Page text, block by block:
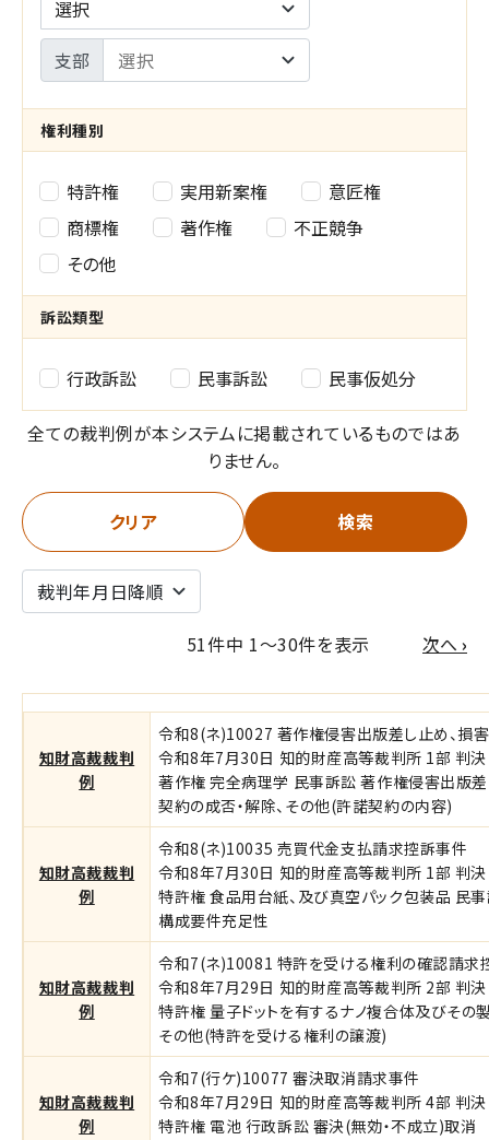
選択
支部
権利種別
権
利
種
別
選
択
特許権 実用新案権
意匠権
商標権
著作権
不正競争
その他
訴訟類型
訴
訟
型
の
選
択
行政訴訟 民事訴訟 民事仮処分
全ての裁判例が本システムに掲載されているものではあ
りません。
クリア 検索
51件中 1～30件を表示 次へ ›
知財高裁裁判
例
令和8(ネ)10027 著作権侵害出版差し止め、損
令和8年7月30日 知的財産高等裁判所 1部 判
著作権 完全病理学 民事訴訟 著作権侵害出版差
契約の成否・解除、その他(許諾契約の内容)
知財高裁裁判
例
令和8(ネ)10035 売買代金支払請求控訴事件
令和8年7月30日 知的財産高等裁判所 1部 判
特許権 食品用台紙、及び真空パック包装品 民
構成要件充足性
知財高裁裁判
例
令和7(ネ)10081 特許を受ける権利の確認請求
令和8年7月29日 知的財産高等裁判所 2部 判
特許権 量子ドットを有するナノ複合体及びそ
その他(特許を受ける権利の譲渡)
知財高裁裁判
例
令和7(行ケ)10077 審決取消請求事件
令和8年7月29日 知的財産高等裁判所 4部 判
特許権 電池 行政訴訟 審決(無効・不成立)取消